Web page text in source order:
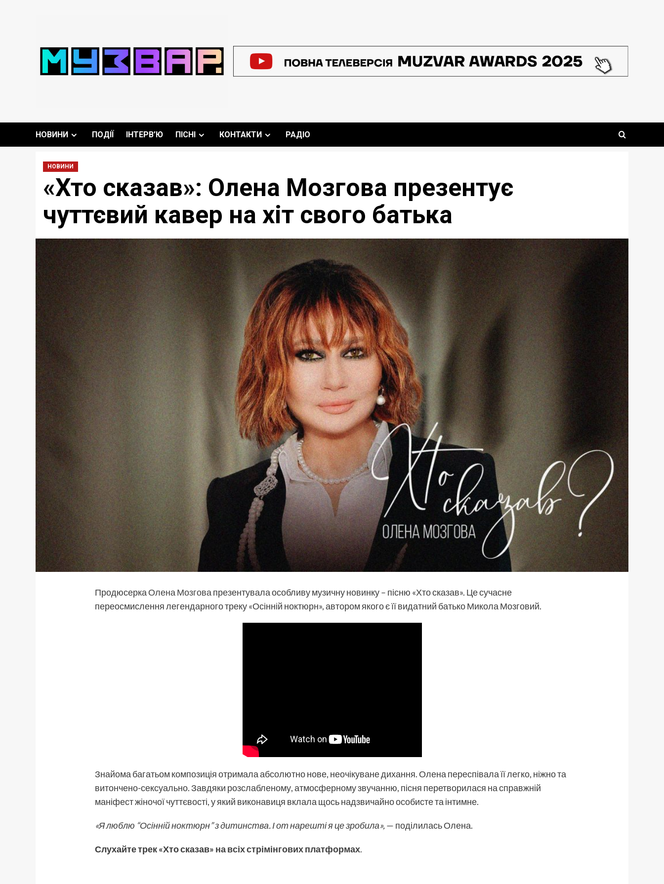
НОВИНИ ПОДІЇ ІНТЕРВ’Ю ПІСНІ КОНТАКТИ РАДІО
НОВИНИ
«Хто сказав»: Олена Мозгова презентує
чуттєвий кавер на хіт свого батька
Продюсерка Олена Мозгова презентувала особливу музичну новинку – пісню «Хто сказав». Це сучасне
переосмислення легендарного треку «Осінній ноктюрн», автором якого є її видатний батько Микола Мозговий.
Знайома багатьом композиція отримала абсолютно нове, неочікуване дихання. Олена переспівала її легко, ніжно та
витончено-сексуально. Завдяки розслабленому, атмосферному звучанню, пісня перетворилася на справжній
маніфест жіночої чуттєвості, у який виконавиця вклала щось надзвичайно особисте та інтимне.
«Я люблю “Осінній ноктюрн” з дитинства. І от нарешті я це зробила»,— поділилась Олена.
Слухайте трек «Хто сказав» на всіх стрімінгових платформах.